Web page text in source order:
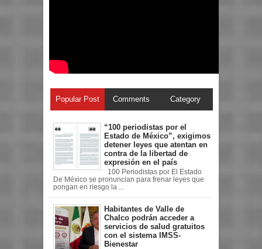
Popular Post Comments Category
“100 periodistas por el
Estado de México”, exigimos
detener leyes que atentan en
contra de la libertad de
expresión en el país
100 Periodistas por El Estado
De México se pronuncian para frenar leyes que
pongan en riesgo la ...
Habitantes de Valle de
Chalco podrán acceder a
servicios de salud gratuitos
con el sistema IMSS-
Bienestar